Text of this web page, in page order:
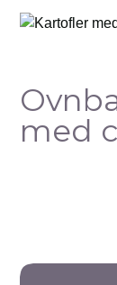
med